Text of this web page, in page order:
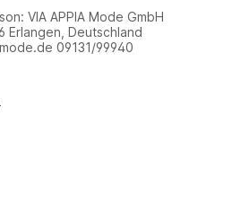
VIA APPIA Mode GmbH
Erlangen, Deutschland
09131/99940